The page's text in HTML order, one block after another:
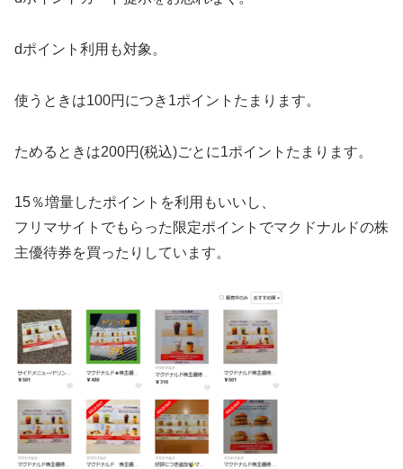
dポイント利用も対象。
使うときは100円につき1ポイントたまります。
ためるときは200円(税込)ごとに1ポイントたまります。
15％増量したポイントを利用もいいし、
フリマサイトでもらった限定ポイントでマクドナルドの株
主優待券を買ったりしています。